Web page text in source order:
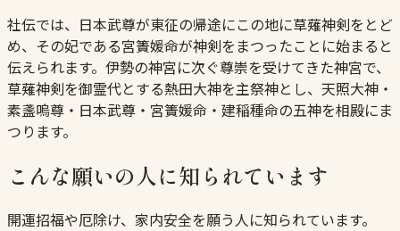
社伝では、日本武尊が東征の帰途にこの地に草薙神剣をとど
め、その妃である宮簀媛命が神剣をまつったことに始まると
伝えられます。伊勢の神宮に次ぐ尊崇を受けてきた神宮で、
草薙神剣を御霊代とする熱田大神を主祭神とし、天照大神・
素盞嗚尊・日本武尊・宮簀媛命・建稲種命の五神を相殿にま
つります。
こんな願いの人に知られています
開運招福や厄除け、家内安全を願う人に知られています。